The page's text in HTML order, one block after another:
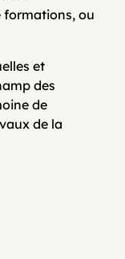
formations, ou
et
des
de
de la